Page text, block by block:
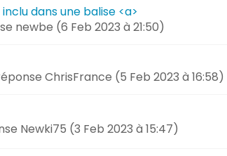
dans une balise <a>
newbe (6 Feb 2023 à 21:50)
ChrisFrance (5 Feb 2023 à 16:58)
Newki75 (3 Feb 2023 à 15:47)